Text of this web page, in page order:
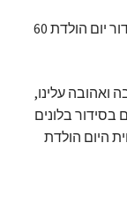
מחפשים סידור בלונים מיוחד ומרגש לאמא סידור יום הולדת 60
ואהובה עלינו,
בלונים
היום הולדת